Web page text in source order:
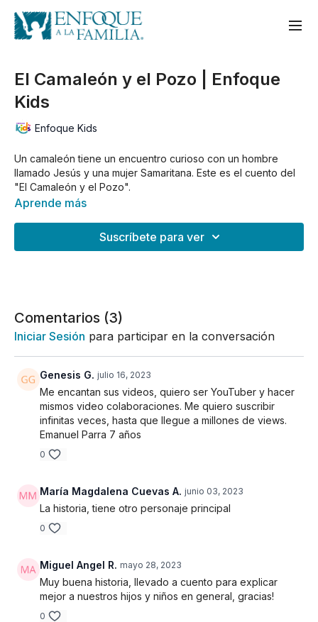
El Camaleón y el Pozo | Enfoque
Kids
Enfoque Kids
Un camaleón tiene un encuentro curioso con un hombre
llamado Jesús y una mujer Samaritana. Este es el cuento del
"El Camaleón y el Pozo".
Aprende más
Suscríbete para ver
Comentarios (3)
Iniciar Sesión para participar en la conversación
Genesis G. julio 16, 2023
Me encantan sus videos, quiero ser YouTuber y hacer
mismos video colaboraciones. Me quiero suscribir
infinitas veces, hasta que llegue a millones de views.
Emanuel Parra 7 años
0
María Magdalena Cuevas A. junio 03, 2023
La historia, tiene otro personaje principal
0
Miguel Angel R. mayo 28, 2023
Muy buena historia, llevado a cuento para explicar
mejor a nuestros hijos y niños en general, gracias!
0